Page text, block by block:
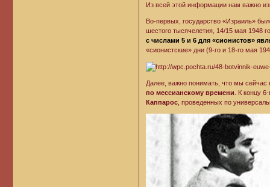
Из всей этой информации нам важно
Во-первых, государство «Израиль»
шестого тысячелетия, 14/15 мая 1948
с числами 5 и 6 для «сионистов»
«сионистские» дни (9-го и 18-го мая
Далее, важно понимать, что мы сейчас
по мессианскому времени. К концу
Каппарос, проведенных по